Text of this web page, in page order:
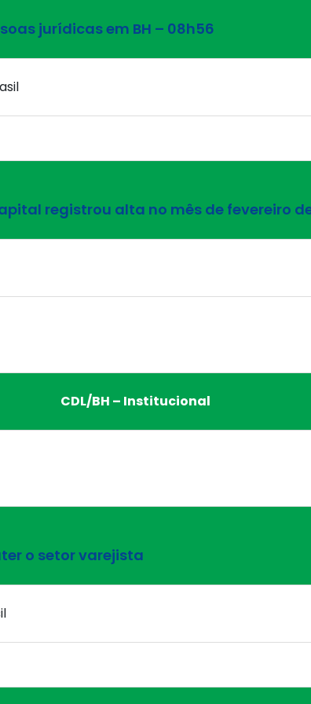
jurídicas em BH – 08h56
registrou alta no mês de fevereiro
CDL/BH – Institucional
o setor varejista